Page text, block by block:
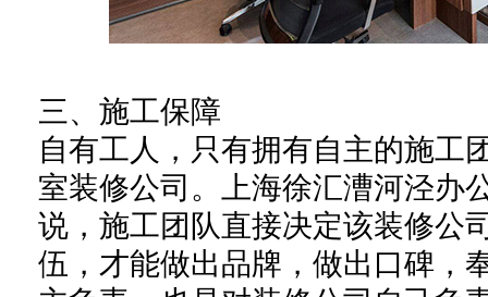
三、 施工保障
自有工人， 只有拥有自主的施工
室装修公司。上海徐汇漕河泾办
说，施工团队直接决定该装修公
伍 ，才能做出品牌，做出口碑，